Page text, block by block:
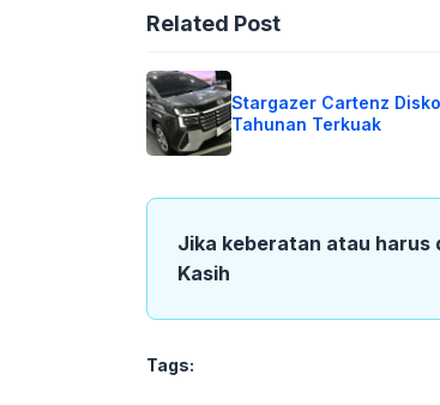
Related Post
Stargazer Cartenz
Tahunan Terkuak
Jika keberatan atau harus
Kasih
Tags: